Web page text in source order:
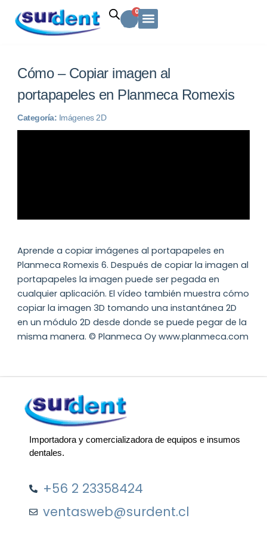
contenido
0
Carrito
Cómo – Copiar imagen al
portapapeles en Planmeca Romexis
Categoría: Imágenes 2D
Aprende a copiar imágenes al portapapeles en
Planmeca Romexis 6. Después de copiar la imagen al
portapapeles la imagen puede ser pegada en
cualquier aplicación. El vídeo también muestra cómo
copiar la imagen 3D tomando una instantánea 2D
en un módulo 2D desde donde se puede pegar de la
misma manera. © Planmeca Oy www.planmeca.com
Importadora y comercializadora de equipos e insumos
dentales.
+56 2 23358424
ventasweb@surdent.cl